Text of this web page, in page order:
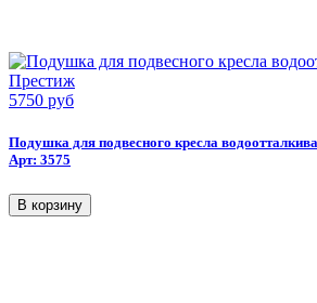
5750 руб
Подушка для подвесного кресла
Арт: 3575